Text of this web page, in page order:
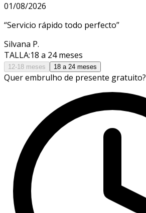
01/08/2026
“Servicio rápido todo perfecto”
Silvana P.
TALLA:18 a 24 meses
12-18 meses 18 a 24 meses
Quer embrulho de presente gratuito?